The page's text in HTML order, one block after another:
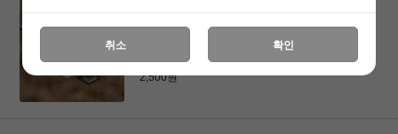
[카고컨테이너]하드 카라비너 D
2,500원
2,500원
취소 확인